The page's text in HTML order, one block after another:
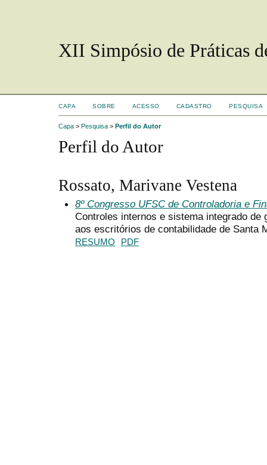
XII Simpósio de Práticas
CAPA SOBRE ACESSO CADASTRO PESQUISA
Capa > Pesquisa > Perfil do Autor
Perfil do Autor
Rossato, Marivane Vestena
8º Congresso UFSC de Controladoria e
Controles internos e sistema integrado de
aos escritórios de contabilidade de Santa
RESUMO PDF